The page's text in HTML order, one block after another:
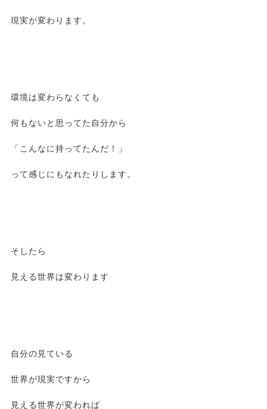
現実が変わります。
環境は変わらなくても
何もないと思ってた自分から
「こんなに持ってたんだ！」
って感じにもなれたりします。
そしたら
見える世界は変わります
自分の見ている
世界が現実ですから
見える世界が変われば